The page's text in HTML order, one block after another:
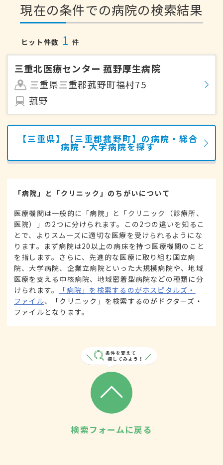
現在の条件での病院の検索結果
ヒット件数 1 件
三重北医療センター 菰野厚生病院
三重県三重郡菰野町福村75
菰野
【三重県】【三重郡菰野町】の病院・総合
病院・大学病院を探す
「病院」と「クリニック」のちがいについて
医療機関は一般的に「病院」と「クリニック（診療所、
医院）」の2つに分けられます。この2つの違いを知るこ
とで、よりスムーズに適切な医療を受けられるようにな
ります。まず病院は20以上の病床を持つ医療機関のこと
を指します。さらに、先進的な医療に取り組む国立病
院、大学病院、企業立病院といった大規模病院や、地域
医療を支える中核病院、地域密着型病院などの種類に分
けられます。
「病院」を検索するのがホスピタルズ・
ファイル、「クリニック」を検索するのがドクターズ・
ファイルとなります。
検索フォームに戻る